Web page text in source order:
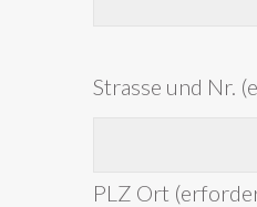
Strasse und Nr.
PLZ Ort